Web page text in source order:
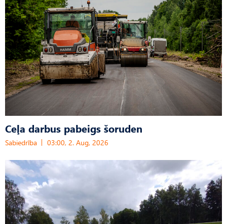
Ceļa darbus pabeigs šoruden
Sabiedrība 03:00, 2. Aug, 2026